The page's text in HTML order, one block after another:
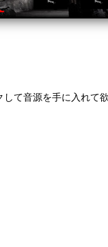
て音源を手に入れて